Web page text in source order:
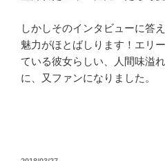
しかしそのインタビューに答
魅力がほとばしります！エリ
ている彼女らしい、人間味溢
に、又ファンになりました。